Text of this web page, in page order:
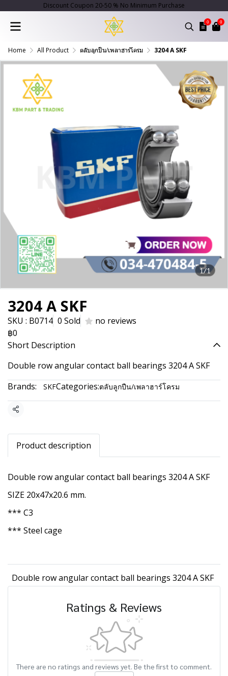
Discount Coupon 20-50 % No Minimum Purchase
0 0
Home All Product ตลับลูกปืน/เพลาฮาร์โครม 3204 A SKF
1/1
3204 A SKF
SKU : B0714 0 Sold
no reviews
฿0
Short Description
Double row angular contact ball bearings 3204 A SKF
Brands:
SKFCategories:ตลับลูกปืน/เพลาฮาร์โครม
Share
Product description
Double row angular contact ball bearings 3204 A SKF
SIZE 20x47x20.6 mm.
*** C3
*** Steel cage
Double row angular contact ball bearings 3204 A SKF
Ratings & Reviews
There are no ratings and reviews yet. Be the first to comment.